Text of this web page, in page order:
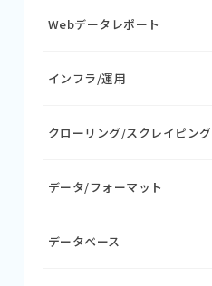
Webデータレポート
インフラ/運用
クローリング/スクレイピング
データ/フォーマット
データベース